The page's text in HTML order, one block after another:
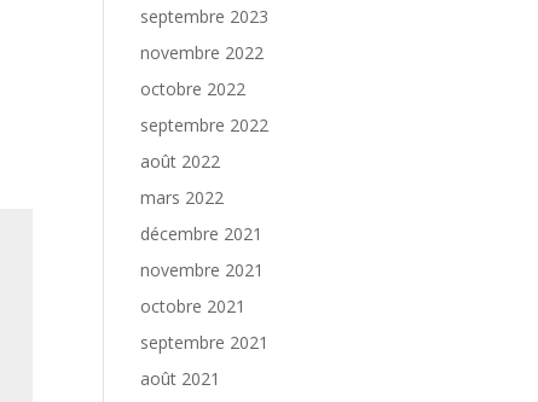
septembre 2023
novembre 2022
octobre 2022
septembre 2022
août 2022
mars 2022
décembre 2021
novembre 2021
octobre 2021
septembre 2021
août 2021